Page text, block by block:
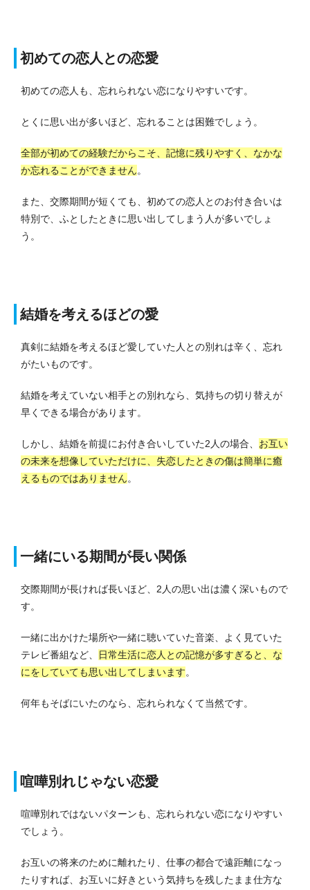
初めての恋人との恋愛
初めての恋人も、忘れられない恋になりやすいです。
とくに思い出が多いほど、忘れることは困難でしょう。
全部が初めての経験だからこそ、記憶に残りやすく、なかな
か忘れることができません。
また、交際期間が短くても、初めての恋人とのお付き合いは
特別で、ふとしたときに思い出してしまう人が多いでしょ
う。
結婚を考えるほどの愛
真剣に結婚を考えるほど愛していた人との別れは辛く、忘れ
がたいものです。
結婚を考えていない相手との別れなら、気持ちの切り替えが
早くできる場合があります。
しかし、結婚を前提にお付き合いしていた2人の場合、 お互い
の未来を想像していただけに、失恋したときの傷は簡単に癒
えるものではありません。
一緒にいる期間が長い関係
交際期間が長ければ長いほど、2人の思い出は濃く深いもので
す。
一緒に出かけた場所や一緒に聴いていた音楽、よく見ていた
テレビ番組など、
日常生活に恋人との記憶が多すぎると、な
にをしていても思い出してしまいます。
何年もそばにいたのなら、忘れられなくて当然です。
喧嘩別れじゃない恋愛
喧嘩別れではないパターンも、忘れられない恋になりやすい
でしょう。
お互いの将来のために離れたり、仕事の都合で遠距離になっ
たりすれば、お互いに好きという気持ちを残したまま仕方な